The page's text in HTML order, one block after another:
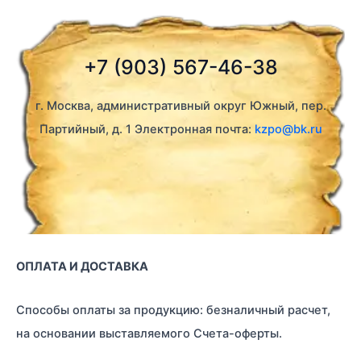
+7 (903) 567-46-38
г. Москва, административный округ Южный, пер.
Партийный, д. 1 Электронная почта: kzpo@bk.ru
ОПЛАТА И ДОСТАВКА
Способы оплаты за продукцию: безналичный расчет,
на основании выставляемого Счета-оферты.